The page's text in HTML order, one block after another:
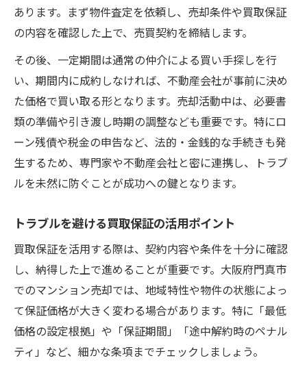
あります。まず物件査定を依頼し、売却条件や買取保証
の内容を確認した上で、売買契約を締結します。
その後、一定期間は通常の仲介による買い手探しを行
い、期間内に成約しなければ、不動産会社が事前に決め
た価格で買い取る形となります。売却活動中は、必要書
類の準備や引き渡し時期の調整なども重要です。特にロ
ーン残債や税金の申告など、法的・金銭的な手続きも発
生するため、専門家や不動産会社と密に連携し、トラブ
ルを未然に防ぐことが成功への鍵となります。
トラブルを避ける買取保証の活用ポイント
買取保証を活用する際は、契約内容や条件を十分に確認
し、納得した上で進めることが重要です。大阪府門真市
でのマンション売却では、地域特性や物件の状態によっ
て保証価格が大きく変わる場合があります。特に「最低
価格の設定根拠」や「保証期間」「途中解約時のペナル
ティ」など、細かな条項までチェックしましょう。